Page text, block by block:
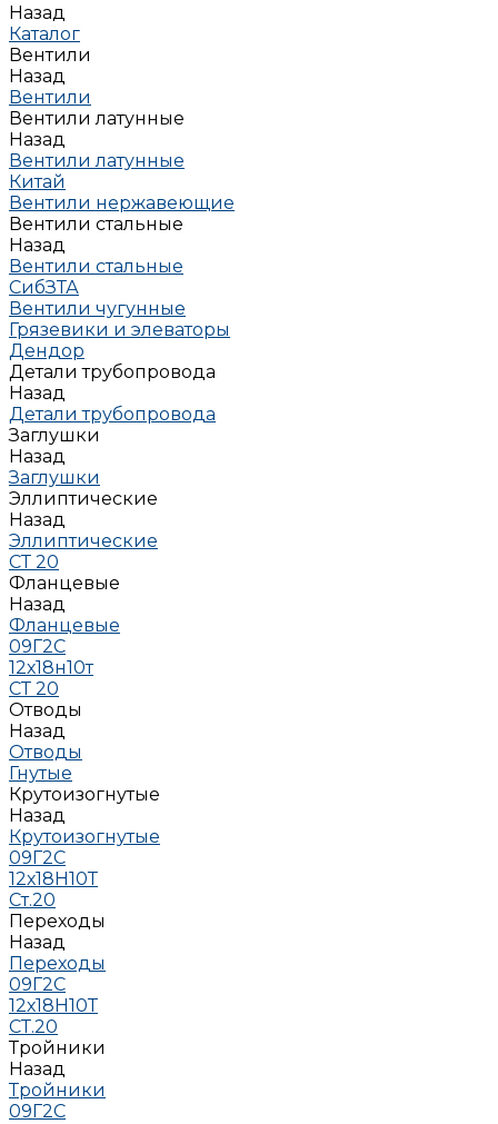
Назад
Каталог
Вентили
Назад
Вентили
Вентили латунные
Назад
Вентили латунные
Китай
Вентили нержавеющие
Вентили стальные
Назад
Вентили стальные
СибЗТА
Вентили чугунные
Грязевики и элеваторы
Дендор
Детали трубопровода
Назад
Детали трубопровода
Заглушки
Назад
Заглушки
Эллиптические
Назад
Эллиптические
СТ 20
Фланцевые
Назад
Фланцевые
09Г2С
12х18н10т
СТ 20
Отводы
Назад
Отводы
Гнутые
Крутоизогнутые
Назад
Крутоизогнутые
09Г2С
12х18Н10Т
Ст.20
Переходы
Назад
Переходы
09Г2С
12х18Н10Т
СТ.20
Тройники
Назад
Тройники
09Г2С